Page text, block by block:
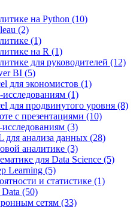
на Python (10)
(2)
(1)
на R (1)
для руководителей (12)
BI (5)
для экономистов (1)
(1)
для продвинутого уровня (8)
с презентациями (10)
(3)
для анализа данных (28)
аналитике (3)
для Data Science (5)
Learning (5)
и статистике (1)
(50)
сетям (33)